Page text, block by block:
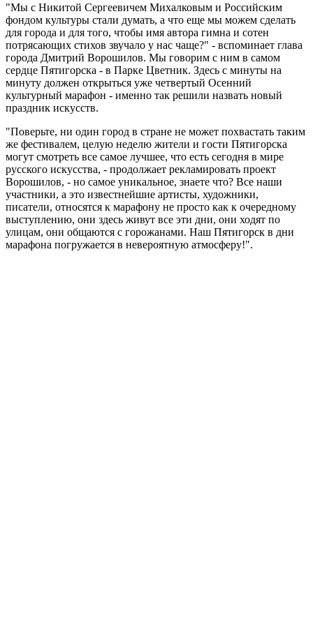
"Мы с Никитой Сергеевичем Михалковым и Российским
фондом культуры стали думать, а что еще мы можем сделать
для города и для того, чтобы имя автора гимна и сотен
потрясающих стихов звучало у нас чаще?" - вспоминает глава
города Дмитрий Ворошилов. Мы говорим с ним в самом
сердце Пятигорска - в Парке Цветник. Здесь с минуты на
минуту должен открыться уже четвертый Осенний
культурный марафон - именно так решили назвать новый
праздник искусств.
"Поверьте, ни один город в стране не может похвастать таким
же фестивалем, целую неделю жители и гости Пятигорска
могут смотреть все самое лучшее, что есть сегодня в мире
русского искусства, - продолжает рекламировать проект
Ворошилов, - но самое уникальное, знаете что? Все наши
участники, а это известнейшие артисты, художники,
писатели, относятся к марафону не просто как к очередному
выступлению, они здесь живут все эти дни, они ходят по
улицам, они общаются с горожанами. Наш Пятигорск в дни
марафона погружается в невероятную атмосферу!".